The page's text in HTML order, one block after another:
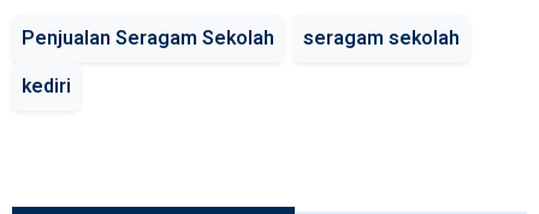
Penjualan Seragam Sekolah
seragam sekolah
kediri